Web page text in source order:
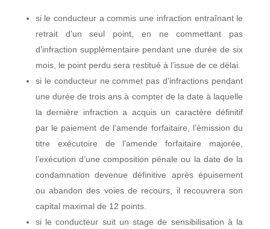
si le conducteur a commis une infraction entraînant le
retrait d’un seul point, en ne commettant pas
d’infraction supplémentaire pendant une durée de six
mois, le point perdu sera restitué à l’issue de ce délai.
si le conducteur ne commet pas d’infractions pendant
une durée de trois ans à compter de la date à laquelle
la dernière infraction a acquis un caractère définitif
par le paiement de l’amende forfaitaire, l’émission du
titre exécutoire de l’amende forfaitaire majorée,
l’exécution d’une composition pénale ou la date de la
condamnation devenue définitive après épuisement
ou abandon des voies de recours, il recouvrera son
capital maximal de 12 points.
si le conducteur suit un stage de sensibilisation à la